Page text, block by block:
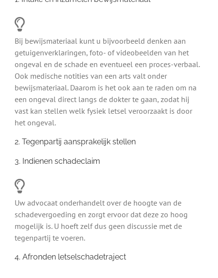
Bij bewijsmateriaal kunt u bijvoorbeeld denken aan
getuigenverklaringen, foto- of videobeelden van het
ongeval en de schade en eventueel een proces-verbaal.
Ook medische notities van een arts valt onder
bewijsmateriaal. Daarom is het ook aan te raden om na
een ongeval direct langs de dokter te gaan, zodat hij
vast kan stellen welk fysiek letsel veroorzaakt is door
het ongeval.
2. Tegenpartij aansprakelijk stellen
3. Indienen schadeclaim
Uw advocaat onderhandelt over de hoogte van de
schadevergoeding en zorgt ervoor dat deze zo hoog
mogelijk is. U hoeft zelf dus geen discussie met de
tegenpartij te voeren.
4. Afronden letselschadetraject